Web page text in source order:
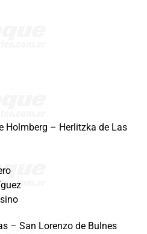
Holmberg – Herlitzka de Las
– San Lorenzo de Bulnes